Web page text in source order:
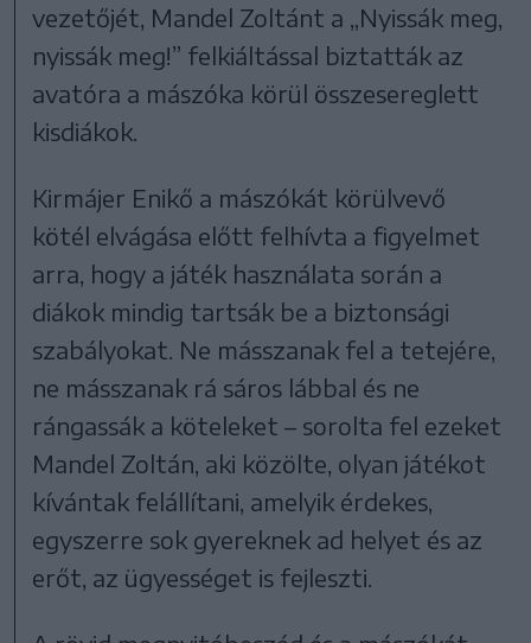
vezetőjét, Mandel Zoltánt a „Nyissák meg,
nyissák meg!” felkiáltással biztatták az
avatóra a mászóka körül összesereglett
kisdiákok.
Kirmájer Enikő a mászókát körülvevő
kötél elvágása előtt felhívta a figyelmet
arra, hogy a játék használata során a
diákok mindig tartsák be a biztonsági
szabályokat. Ne másszanak fel a tetejére,
ne másszanak rá sáros lábbal és ne
rángassák a köteleket – sorolta fel ezeket
Mandel Zoltán, aki közölte, olyan játékot
kívántak felállítani, amelyik érdekes,
egyszerre sok gyereknek ad helyet és az
erőt, az ügyességet is fejleszti.